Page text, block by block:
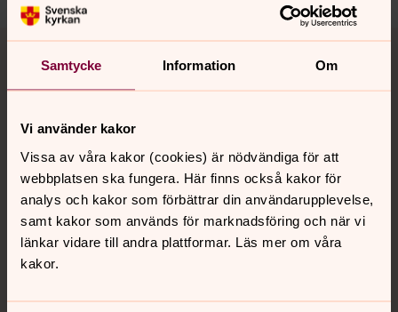
Samtycke Information Om
Vi använder kakor
Vissa av våra kakor (cookies) är nödvändiga för att
webbplatsen ska fungera. Här finns också kakor för
analys och kakor som förbättrar din användarupplevelse,
samt kakor som används för marknadsföring och när vi
länkar vidare till andra plattformar. Läs mer om våra
kakor.
Kontakt
Kalender
Hitta snabbt